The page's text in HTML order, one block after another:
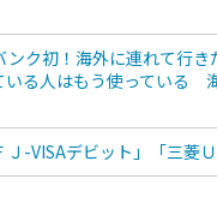
ンク初！海外に連れて行き
いる人はもう使っている
Ｊ-VISAデビット」「三菱